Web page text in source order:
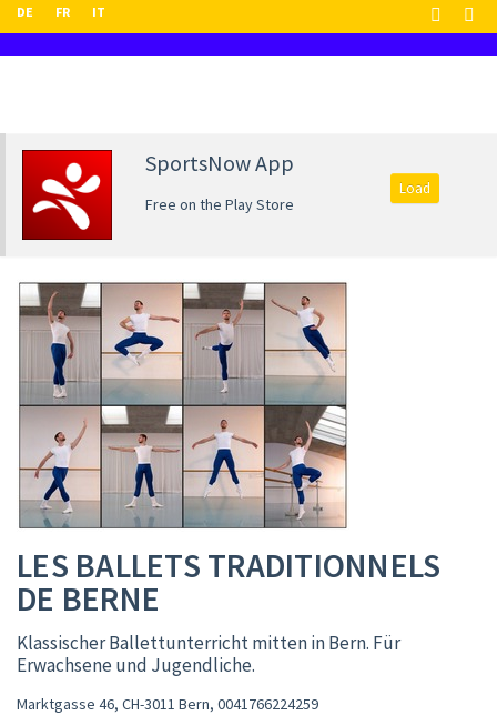
DE FR IT
SportsNow App
Free on the Play Store
Load
LES BALLETS TRADITIONNELS
DE BERNE
Klassischer Ballettunterricht mitten in Bern. Für
Erwachsene und Jugendliche.
Marktgasse 46, CH-3011 Bern, 0041766224259